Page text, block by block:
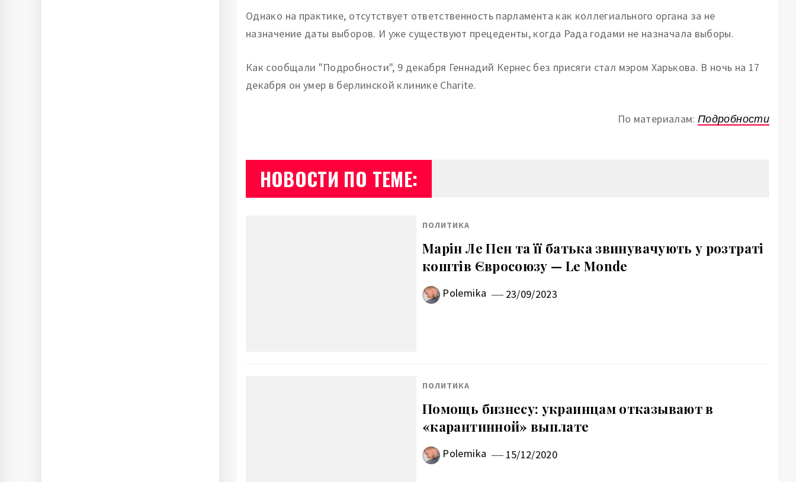
Однако на практике, отсутствует ответственность парламента как коллегиального органа за не
назначение даты выборов. И уже существуют прецеденты, когда Рада годами не назначала выборы.
Как сообщали "Подробности", 9 декабря Геннадий Кернес без присяги стал мэром Харькова. В ночь на 17
декабря он умер в берлинской клинике Charite.
По материалам:Подробности
НОВОСТИ ПО ТЕМЕ:
ПОЛИТИКА
Марін Ле Пен та її батька звинувачують у розтраті
коштів Євросоюзу — Le Monde
Polemika 23/09/2023
ПОЛИТИКА
Помощь бизнесу: украинцам отказывают в
«карантинной» выплате
Polemika 15/12/2020